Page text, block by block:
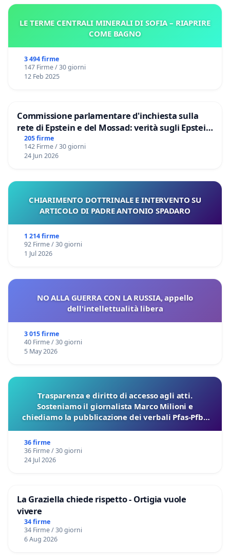
LE TERME CENTRALI MINERALI DI SOFIA – RIAPRIRE
COME BAGNO
3 494 firme
147 Firme / 30 giorni
12 Feb 2025
Commissione parlamentare d'inchiesta sulla
rete di Epstein e del Mossad: verità sugli Epstein
Files
205 firme
142 Firme / 30 giorni
24 Jun 2026
CHIARIMENTO DOTTRINALE E INTERVENTO SU
ARTICOLO DI PADRE ANTONIO SPADARO
1 214 firme
92 Firme / 30 giorni
1 Jul 2026
NO ALLA GUERRA CON LA RUSSIA, appello
dell'intellettualità libera
3 015 firme
40 Firme / 30 giorni
5 May 2026
Trasparenza e diritto di accesso agli atti.
Sosteniamo il giornalista Marco Milioni e
chiediamo la pubblicazione dei verbali Pfas-Pfba
36 firme
36 Firme / 30 giorni
24 Jul 2026
La Graziella chiede rispetto - Ortigia vuole
vivere
34 firme
34 Firme / 30 giorni
6 Aug 2026